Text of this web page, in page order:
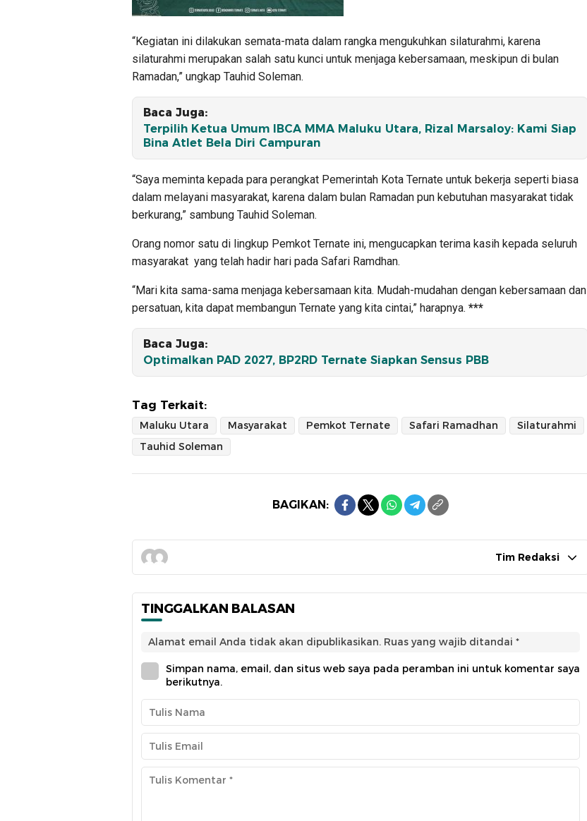
“Kegiatan ini dilakukan semata-mata dalam rangka mengukuhkan silaturahmi, karena
silaturahmi merupakan salah satu kunci untuk menjaga kebersamaan, meskipun di bulan
Ramadan,” ungkap Tauhid Soleman.
Baca Juga:
Terpilih Ketua Umum IBCA MMA Maluku Utara, Rizal Marsaloy: Kami Siap
Bina Atlet Bela Diri Campuran
“Saya meminta kepada para perangkat Pemerintah Kota Ternate untuk bekerja seperti biasa
dalam melayani masyarakat, karena dalam bulan Ramadan pun kebutuhan masyarakat tidak
berkurang,” sambung Tauhid Soleman.
Orang nomor satu di lingkup Pemkot Ternate ini, mengucapkan terima kasih kepada seluruh
masyarakat yang telah hadir hari pada Safari Ramdhan.
“Mari kita sama-sama menjaga kebersamaan kita. Mudah-mudahan dengan kebersamaan dan
persatuan, kita dapat membangun Ternate yang kita cintai,” harapnya. ***
Baca Juga:
Optimalkan PAD 2027, BP2RD Ternate Siapkan Sensus PBB
Tag Terkait:
Maluku Utara Masyarakat Pemkot Ternate Safari Ramadhan
Silaturahmi
Tauhid Soleman
BAGIKAN:
Tim Redaksi
TINGGALKAN BALASAN
Alamat email Anda tidak akan dipublikasikan. Ruas yang wajib ditandai *
Simpan nama, email, dan situs web saya pada peramban ini untuk komentar saya
berikutnya.